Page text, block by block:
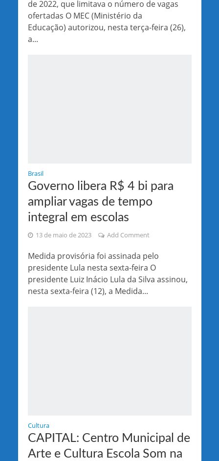
de 2022, que limitava o número de vagas
ofertadas O MEC (Ministério da
Educação) autorizou, nesta terça-feira (26),
a...
Brasil
Governo libera R$ 4 bi para
ampliar vagas de tempo
integral em escolas
13 de maio de 2023 Add Comment
Medida provisória foi assinada pelo
presidente Lula nesta sexta-feira O
presidente Luiz Inácio Lula da Silva assinou,
nesta sexta-feira (12), a Medida...
Cultura
CAPITAL: Centro Municipal de
Arte e Cultura Escola Som na